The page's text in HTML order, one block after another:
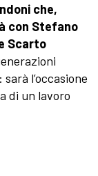
che,
con Stefano
Scarto
l’occasione
di un lavoro